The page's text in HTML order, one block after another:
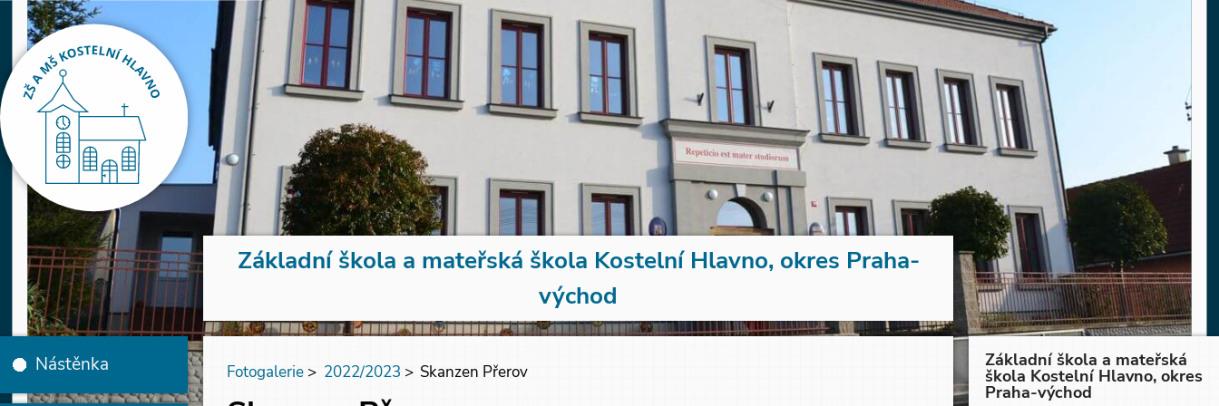
Základní škola a mateřská škola Kostelní Hlavno, okres Praha-
východ
Nástěnka Fotogalerie > 2022/2023 > Skanzen Přerov
Základní škola a mateřská
škola Kostelní Hlavno, okres
Praha-východ